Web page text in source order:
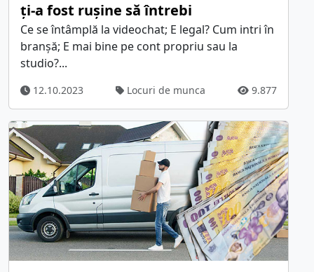
ți-a fost rușine să întrebi
Ce se întâmplă la videochat; E legal? Cum intri în
branșă; E mai bine pe cont propriu sau la
studio?...
12.10.2023 Locuri de munca 9.877